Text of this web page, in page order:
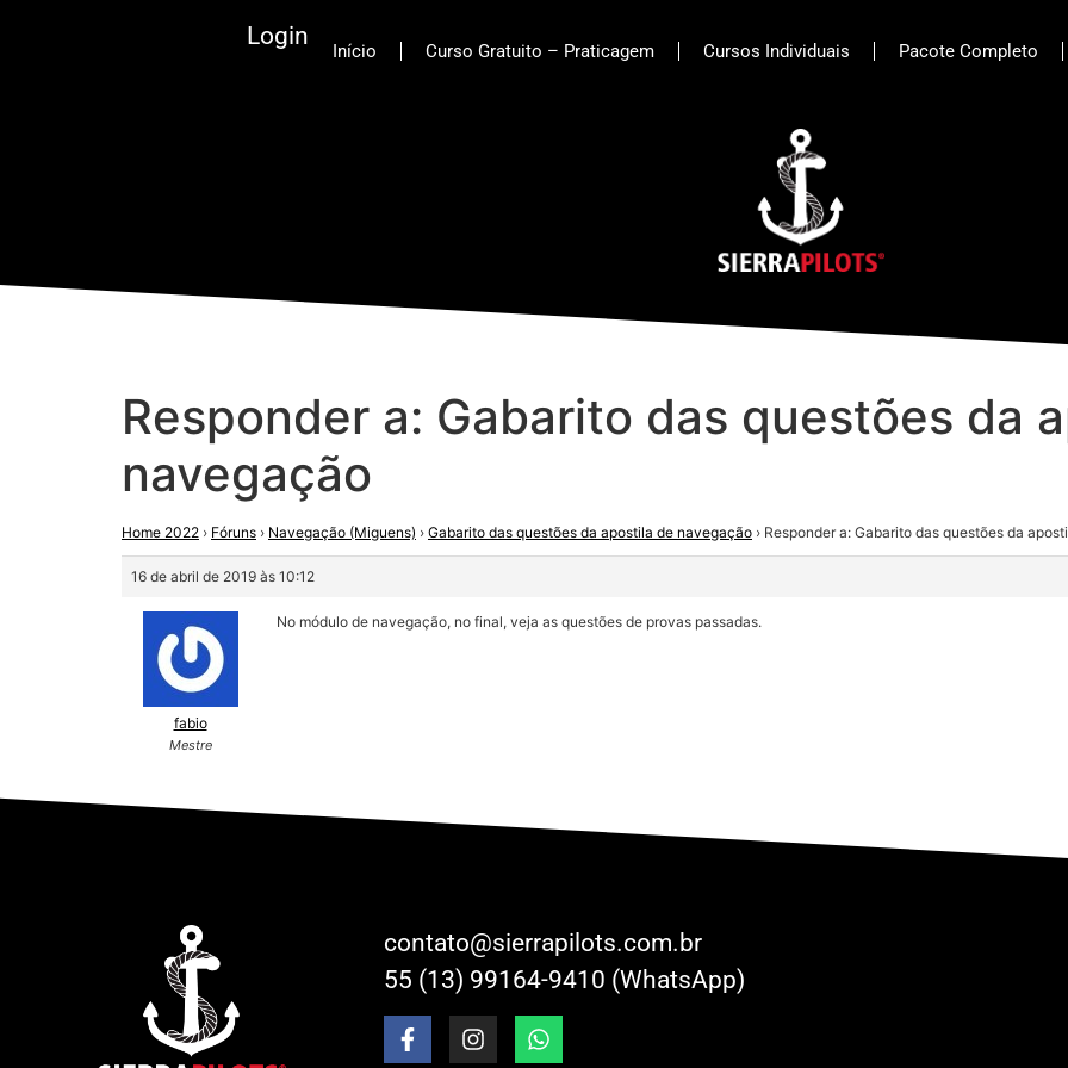
Início Curso Gratuito – Praticagem Cursos Individuais Pacote Completo
Login
Responder a: Gabarito das questões da
navegação
Home 2022 › Fóruns › Navegação (Miguens) › Gabarito das questões da apostila de navegação › Responder a: Gabarito das questões da
16 de abril de 2019 às 10:12
fabio
Mestre
No módulo de navegação, no final, veja as questões de provas passadas.
contato@sierrapilots.com.br
55 (13) 99164-9410 (WhatsApp)